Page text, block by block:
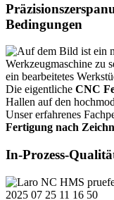
Bedingungen
Die eigentliche CNC
Hallen auf den
Unser erfahrenes
Fertigung nach
In-Prozess-